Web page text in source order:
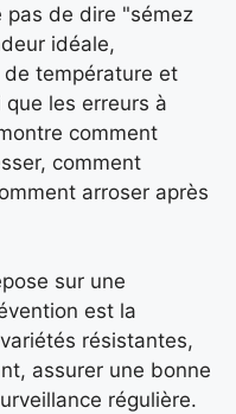
pas de dire "sémez
idéale,
température et
les erreurs à
comment
comment
arroser après
sur une
est la
résistantes,
assurer une bonne
régulière.